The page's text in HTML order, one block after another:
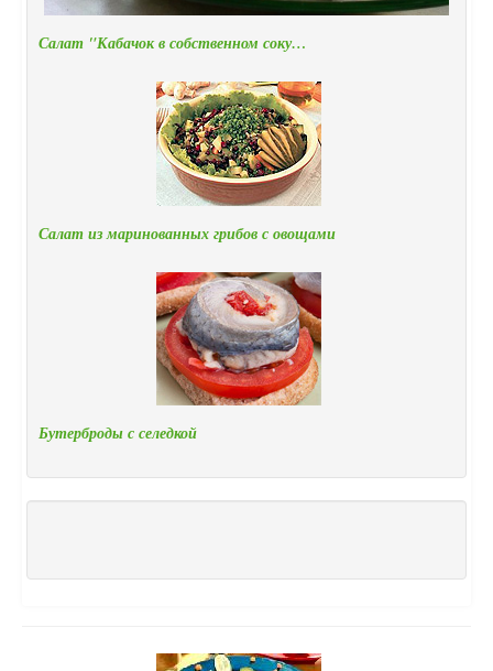
Салат "Кабачок в собственном соку…
Салат из маринованных грибов с овощами
Бутерброды с селедкой